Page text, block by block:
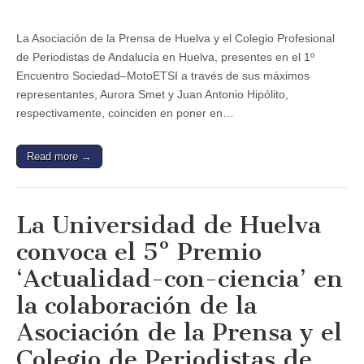
La Asociación de la Prensa de Huelva y el Colegio Profesional
de Periodistas de Andalucía en Huelva, presentes en el 1º
Encuentro Sociedad–MotoETSI a través de sus máximos
representantes, Aurora Smet y Juan Antonio Hipólito,
respectivamente, coinciden en poner en…
Read more →
La Universidad de Huelva
convoca el 5º Premio
‘Actualidad-con-ciencia’ en
la colaboración de la
Asociación de la Prensa y el